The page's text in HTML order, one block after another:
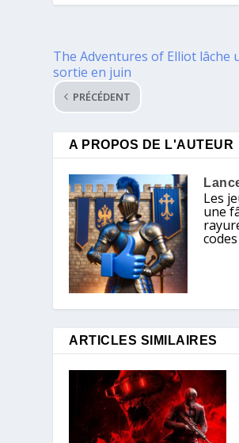
The Adventures of Elliot lâche
sortie en juin
PRÉCÉDENT
A PROPOS DE L'AUTEUR
Les
une
ARTICLES SIMILAIRES